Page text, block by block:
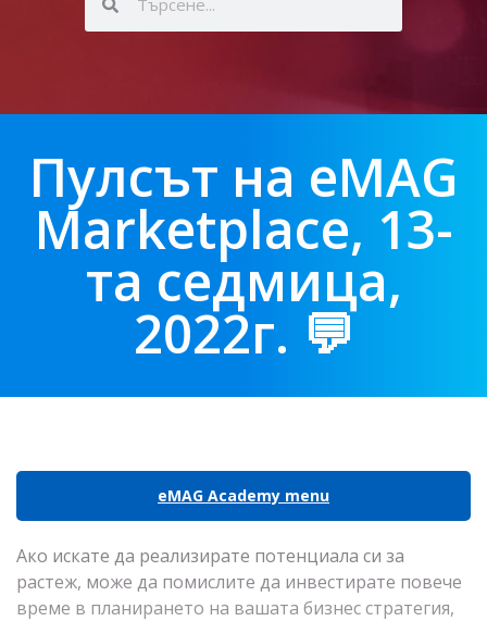
Пулсът на eMAG
Marketplace, 13-
та седмица,
2022г. 💬
eMAG Academy menu
Ако искате да реализирате потенциала си за
растеж, може да помислите да инвестирате повече
време в планирането на вашата бизнес стратегия,